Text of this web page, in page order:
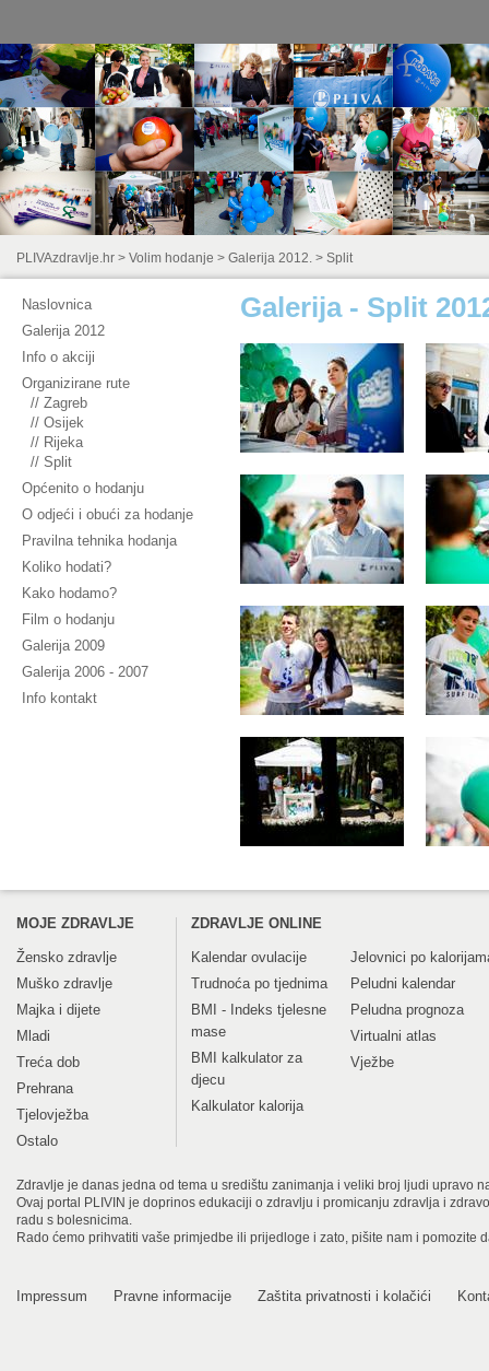
PLIVAzdravlje.hr > Volim hodanje > Galerija 2012. > Split
Naslovnica
Galerija 2012
Info o akciji
Organizirane rute
// Zagreb
// Osijek
// Rijeka
// Split
Općenito o hodanju
O odjeći i obući za hodanje
Pravilna tehnika hodanja
Koliko hodati?
Kako hodamo?
Film o hodanju
Galerija 2009
Galerija 2006 - 2007
Info kontakt
Galerija - Split
MOJE ZDRAVLJE
Žensko zdravlje
Muško zdravlje
Majka i dijete
Mladi
Treća dob
Prehrana
Tjelovježba
Ostalo
ZDRAVLJE ONLINE
Kalendar ovulacije
Trudnoća po tjednima
BMI - Indeks tjelesne
mase
BMI kalkulator za
djecu
Kalkulator kalorija
Jelovnici po
Peludni kalendar
Peludna prognoza
Virtualni atlas
Vježbe
Zdravlje je danas jedna od tema u središtu zanimanja i veliki broj ljudi upravo
Ovaj portal PLIVIN je doprinos edukaciji o zdravlju i promicanju zdravlja i
radu s bolesnicima.
Rado ćemo prihvatiti vaše primjedbe ili prijedloge i zato, pišite nam i pomozite
Impressum Pravne informacije Zaštita privatnosti i kolačići